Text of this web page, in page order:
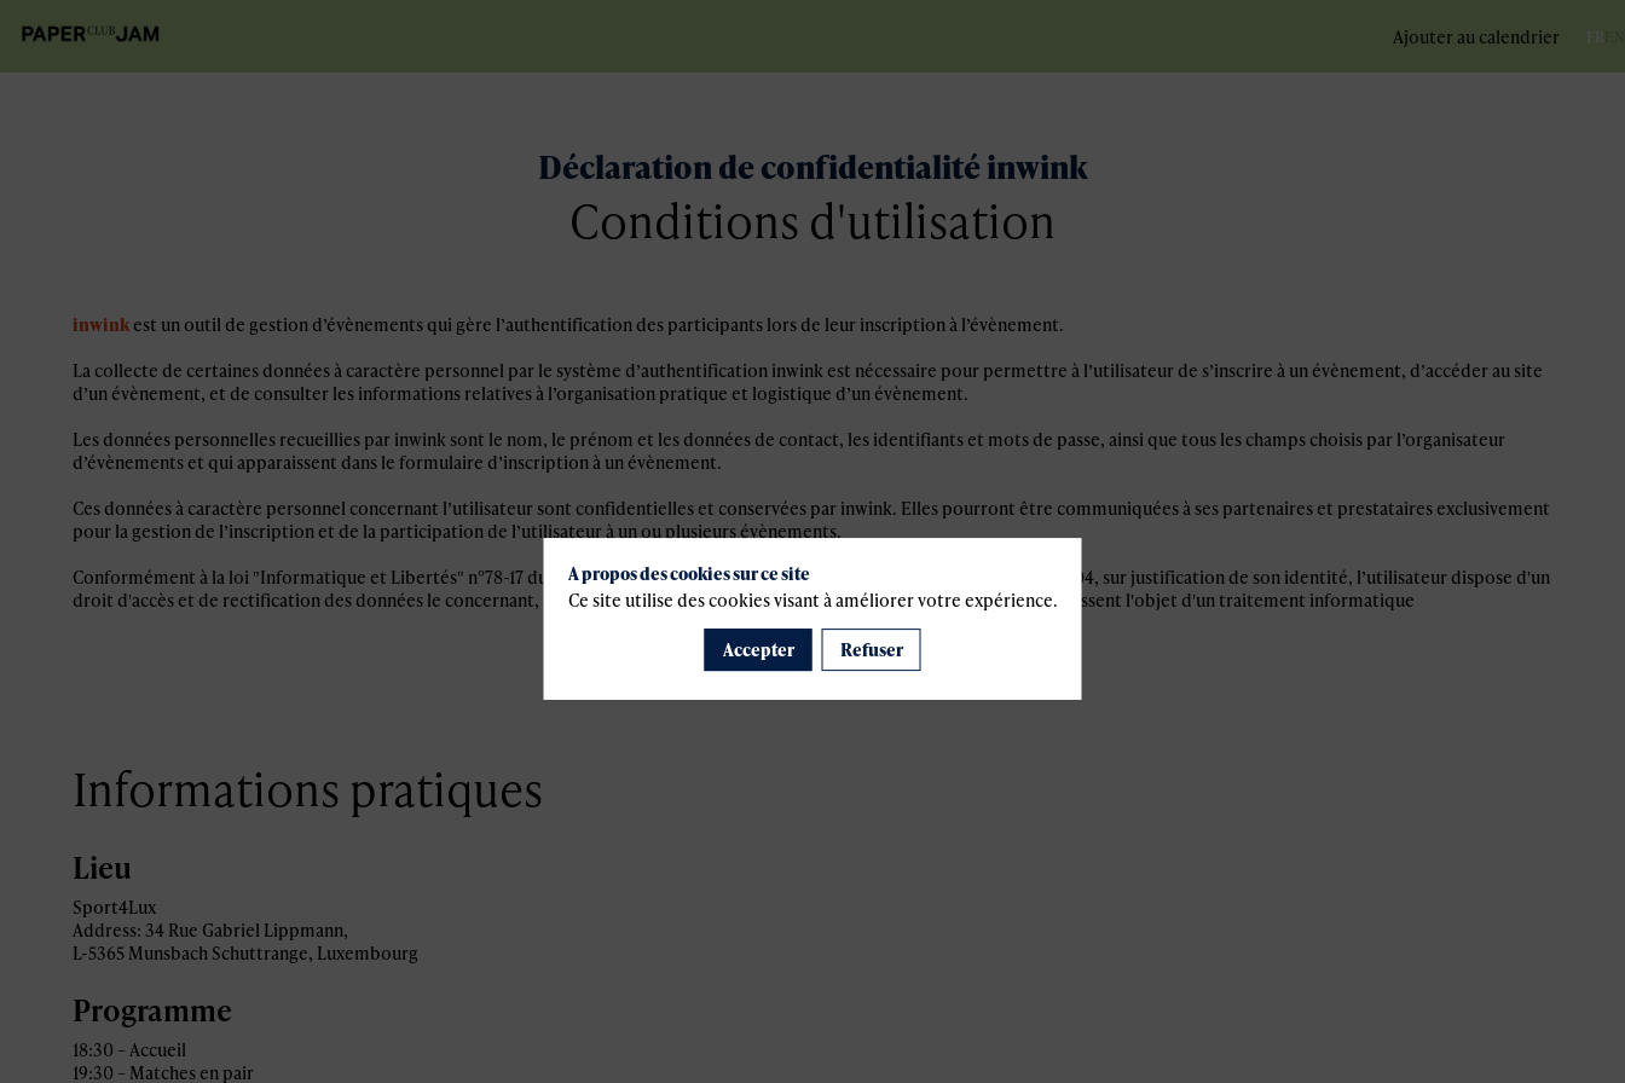
Ajouter au calendrier FR
Déclaration de confidentialité inwink
Conditions d'utilisation
inwink est un outil de gestion d’évènements qui gère l’authentification des participants lors de leur inscription à l’évènement.
La collecte de certaines données à caractère personnel par le système d’authentification inwink est nécessaire pour permettre à l’utilisateur de s’inscrire à un évènement, d’accéder au site
d’un évènement, et de consulter les informations relatives à l’organisation pratique et logistique d’un évènement.
Les données personnelles recueillies par inwink sont le nom, le prénom et les données de contact, les identifiants et mots de passe, ainsi que tous les champs choisis par l’organisateur
d’évènements et qui apparaissent dans le formulaire d’inscription à un évènement.
Ces données à caractère personnel concernant l’utilisateur sont confidentielles et conservées par inwink. Elles pourront être communiquées à ses partenaires et prestataires exclusivement
pour la gestion de l’inscription et de la participation de l’utilisateur à un ou plusieurs évènements.
Conformément à la loi "Informatique et Libertés" n°78-17 du 6 janvier 1978 telle que modifiée par la loi n°2004-801 du 6 août 2004, sur justification de son identité, l’utilisateur dispose d'un
droit d'accès et de rectification des données le concernant, ainsi que du droit de s’opposer à ce que les données le concernant fassent l'objet d'un traitement informatique
Informations pratiques
Lieu
Sport4Lux
Address: 34 Rue Gabriel Lippmann,
L-5365 Munsbach Schuttrange, Luxembourg
Programme
18:30 – Accueil
19:30 – Matches en pair
A propos des cookies sur ce site
Ce site utilise des cookies visant à améliorer votre expérience.
Accepter Refuser